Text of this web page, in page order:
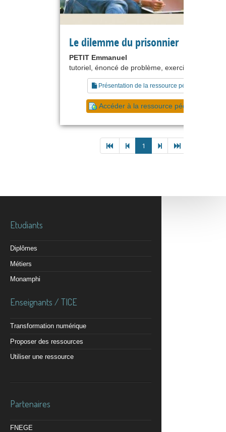
Le dilemme du prisonnier
PETIT Emmanuel
tutoriel, énoncé de problème, exercice
Présentation de la ressource pédagogique
Accéder à la ressource pédagogique
1
Etudiants
Diplômes
Métiers
Monamphi
Enseignants / TICE
Transformation numérique
Proposer des ressources
Utiliser une ressource
Partenaires
FNEGE